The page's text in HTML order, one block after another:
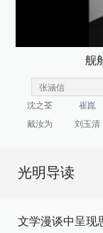
舰
沈之荃 崔崑
戴汝为
刘玉清
光明导读
文学漫谈中呈现